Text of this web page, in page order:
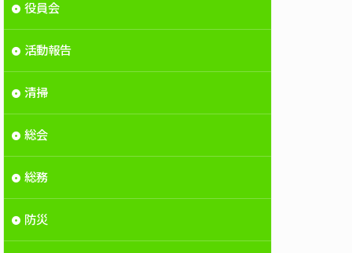
役員会
活動報告
清掃
総会
総務
防災